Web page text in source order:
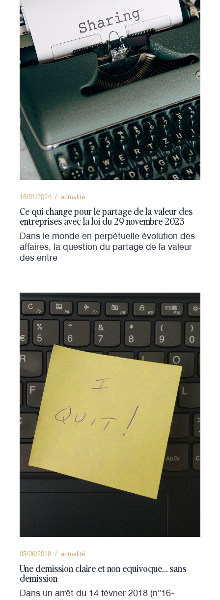
16/01/2024 actualité
Ce qui change pour le partage de la valeur des
entreprises avec la loi du 29 novembre 2023
Dans le monde en perpétuelle évolution des
affaires, la question du partage de la valeur
des entre
05/06/2018 actualité
Une demission claire et non equivoque… sans
demission
Dans un arrêt du 14 février 2018 (n°16-